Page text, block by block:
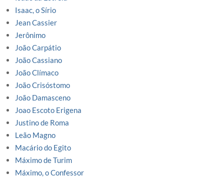
Isaac, o Sírio
Jean Cassier
Jerônimo
João Carpátio
João Cassiano
João Clímaco
João Crisóstomo
João Damasceno
Joao Escoto Erigena
Justino de Roma
Leão Magno
Macário do Egito
Máximo de Turim
Máximo, o Confessor